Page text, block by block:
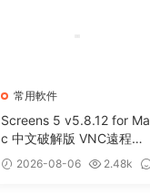
常用軟件
Screens 5 v5.8.12 for Ma
c 中文破解版 VNC遠程桌
面客戶端應用程序
2026-08-06
2.48k